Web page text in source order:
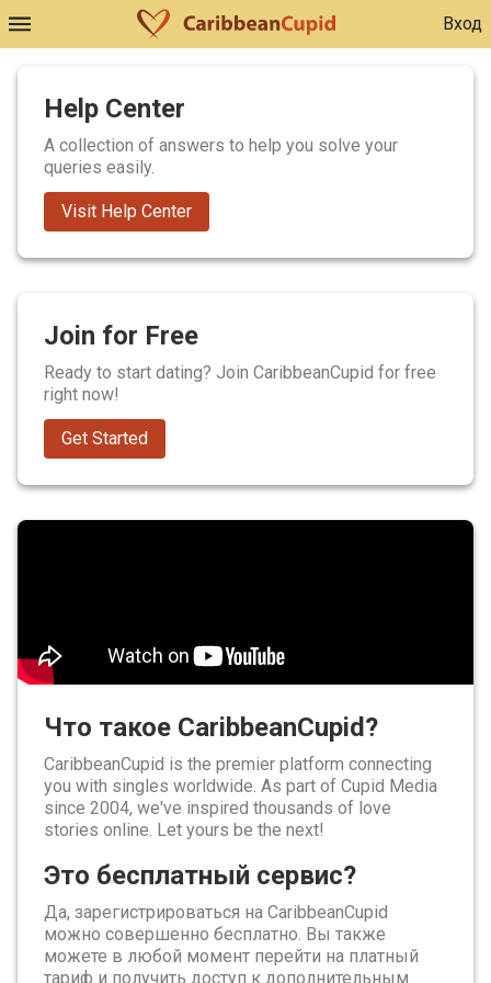
Вход
Help Center
A collection of answers to help you solve your
queries easily.
Visit Help Center
Join for Free
Ready to start dating? Join CaribbeanCupid for free
right now!
Get Started
Что такое CaribbeanCupid?
CaribbeanCupid is the premier platform connecting
you with singles worldwide. As part of Cupid Media
since 2004, we've inspired thousands of love
stories online. Let yours be the next!
Это бесплатный сервис?
Да, зарегистрироваться на CaribbeanCupid
можно совершенно бесплатно. Вы также
можете в любой момент перейти на платный
тариф и получить доступ к дополнительным